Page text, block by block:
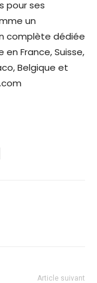
pour ses
un
complète dédiée
France, Suisse,
Belgique et
Article suivant